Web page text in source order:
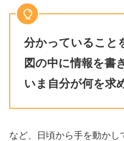
分かっていること
図の中に情報を書
いま自分が何を求
など、日頃から手を動かし